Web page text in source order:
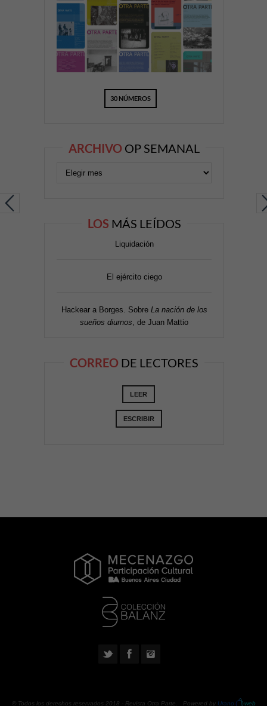
30 NÚMEROS
ARCHIVO OP SEMANAL
LOS MÁS LEÍDOS
Liquidación
El ejército ciego
Hackear a Borges. Sobre La nación de los
sueños diurnos , de Juan Mattio
CORREO DE LECTORES
LEER
ESCRIBIR
© Todos los derechos reservados 2018 - Revista Otra Parte . Powered by Urano web